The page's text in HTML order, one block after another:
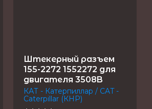
Штекерный разъем
155-2272 1552272 для
двигателя 3508B
КАТ - Катерпиллар / CAT -
Caterpillar (КНР)